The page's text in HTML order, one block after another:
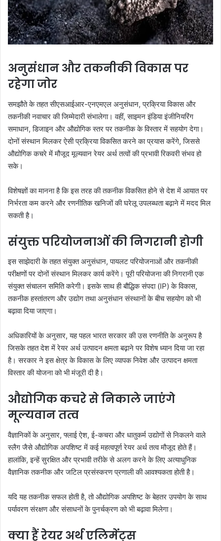
अनुसंधान और तकनीकी विकास पर
रहेगा जोर
समझौते के तहत सीएसआईआर-एनएमएल अनुसंधान, प्रक्रिया विकास और
तकनीकी नवाचार की जिम्मेदारी संभालेगा। वहीं, साइमन इंडिया इंजीनियरिंग
समाधान, डिजाइन और औद्योगिक स्तर पर तकनीक के विस्तार में सहयोग देगा।
दोनों संस्थान मिलकर ऐसी प्रक्रिया विकसित करने का प्रयास करेंगे, जिससे
औद्योगिक कचरे में मौजूद मूल्यवान रेयर अर्थ तत्वों की प्रभावी रिकवरी संभव हो
सके।
विशेषज्ञों का मानना है कि इस तरह की तकनीक विकसित होने से देश में आयात पर
निर्भरता कम करने और रणनीतिक खनिजों की घरेलू उपलब्धता बढ़ाने में मदद मिल
सकती है।
संयुक्त परियोजनाओं की निगरानी होगी
इस साझेदारी के तहत संयुक्त अनुसंधान, पायलट परियोजनाओं और तकनीकी
परीक्षणों पर दोनों संस्थान मिलकर कार्य करेंगे। पूरी परियोजना की निगरानी एक
संयुक्त संचालन समिति करेगी। इसके साथ ही बौद्धिक संपदा (IP) के विकास,
तकनीक हस्तांतरण और उद्योग तथा अनुसंधान संस्थानों के बीच सहयोग को भी
बढ़ावा दिया जाएगा।
अधिकारियों के अनुसार, यह पहल भारत सरकार की उस रणनीति के अनुरूप है
जिसके तहत देश में रेयर अर्थ उत्पादन क्षमता बढ़ाने पर विशेष ध्यान दिया जा रहा
है। सरकार ने इस क्षेत्र के विकास के लिए व्यापक निवेश और उत्पादन क्षमता
विस्तार की योजना को भी मंजूरी दी है।
औद्योगिक कचरे से निकाले जाएंगे
मूल्यवान तत्व
वैज्ञानिकों के अनुसार, फ्लाई ऐश, ई-कचरा और धातुकर्म उद्योगों से निकलने वाले
स्लैग जैसे औद्योगिक अपशिष्ट में कई महत्वपूर्ण रेयर अर्थ तत्व मौजूद होते हैं।
हालांकि, इन्हें सुरक्षित और प्रभावी तरीके से अलग करने के लिए अत्याधुनिक
वैज्ञानिक तकनीक और जटिल प्रसंस्करण प्रणाली की आवश्यकता होती है।
यदि यह तकनीक सफल होती है, तो औद्योगिक अपशिष्ट के बेहतर उपयोग के साथ
पर्यावरण संरक्षण और संसाधनों के पुनर्चक्रण को भी बढ़ावा मिलेगा।
क्या हैं रेयर अर्थ एलिमेंट्स